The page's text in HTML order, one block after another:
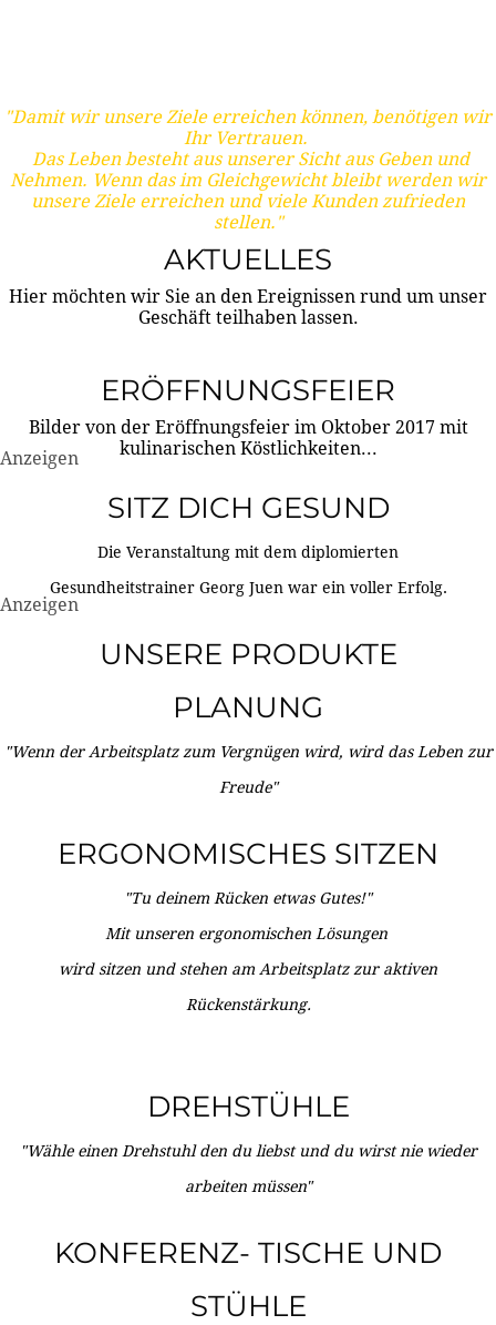
"Damit wir unsere Ziele erreichen können, benötigen wir
Ihr Vertrauen.
Das Leben besteht aus unserer Sicht aus Geben und
Nehmen. Wenn das im Gleichgewicht bleibt werden wir
unsere Ziele erreichen und viele Kunden zufrieden
stellen."
AKTUELLES
Hier möchten wir Sie an den Ereignissen rund um unser
Geschäft teilhaben lassen.
ERÖFFNUNGSFEIER
Bilder von der Eröffnungsfeier im Oktober 2017 mit
kulinarischen Köstlichkeiten...
Anzeigen
SITZ DICH GESUND
Die Veranstaltung mit dem diplomierten
Gesundheitstrainer Georg Juen war ein voller Erfolg.
Anzeigen
UNSERE PRODUKTE
PLANUNG
"Wenn der Arbeitsplatz zum Vergnügen wird, wird das Leben zur
Freude"
ERGONOMISCHES SITZEN
"Tu deinem Rücken etwas Gutes!"
Mit unseren ergonomischen Lösungen
wird sitzen und stehen am Arbeitsplatz zur aktiven
Rückenstärkung.
DREHSTÜHLE
"Wähle einen Drehstuhl den du liebst und du wirst nie wieder
arbeiten müssen"
KONFERENZ- TISCHE UND
STÜHLE